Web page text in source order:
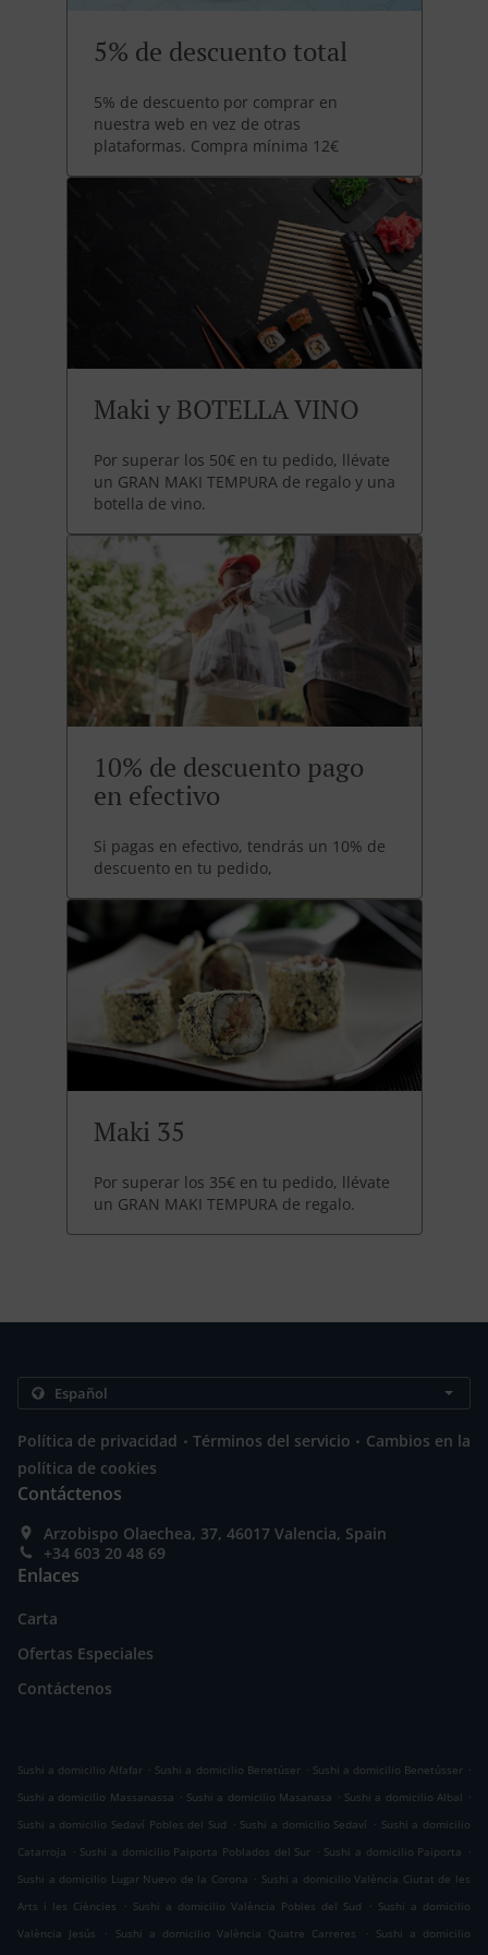
5% de descuento total
5% de descuento por comprar en
nuestra web en vez de otras
plataformas. Compra mínima 12€
Maki y BOTELLA VINO
Por superar los 50€ en tu pedido, llévate
un GRAN MAKI TEMPURA de regalo y una
botella de vino.
10% de descuento pago
en efectivo
Si pagas en efectivo, tendrás un 10% de
descuento en tu pedido,
Maki 35
Por superar los 35€ en tu pedido, llévate
un GRAN MAKI TEMPURA de regalo.
Política de privacidad . Términos del servicio . Cambios en la
política de cookies
Contáctenos
Arzobispo Olaechea, 37, 46017 Valencia, Spain
+34 603 20 48 69
Enlaces
Carta
Ofertas Especiales
Contáctenos
Sushi a domicilio Alfafar . Sushi a domicilio Benetúser . Sushi a domicilio Benetússer .
Sushi a domicilio Massanassa . Sushi a domicilio Masanasa . Sushi a domicilio Albal .
Sushi a domicilio Sedaví Pobles del Sud . Sushi a domicilio Sedaví . Sushi a domicilio
Catarroja . Sushi a domicilio Paiporta Poblados del Sur . Sushi a domicilio Paiporta .
Sushi a domicilio Lugar Nuevo de la Corona . Sushi a domicilio València Ciutat de les
Arts i les Ciències
. Sushi a domicilio València Pobles del Sud . Sushi a domicilio
València Jesús
. Sushi a domicilio València Quatre Carreres . Sushi a domicilio